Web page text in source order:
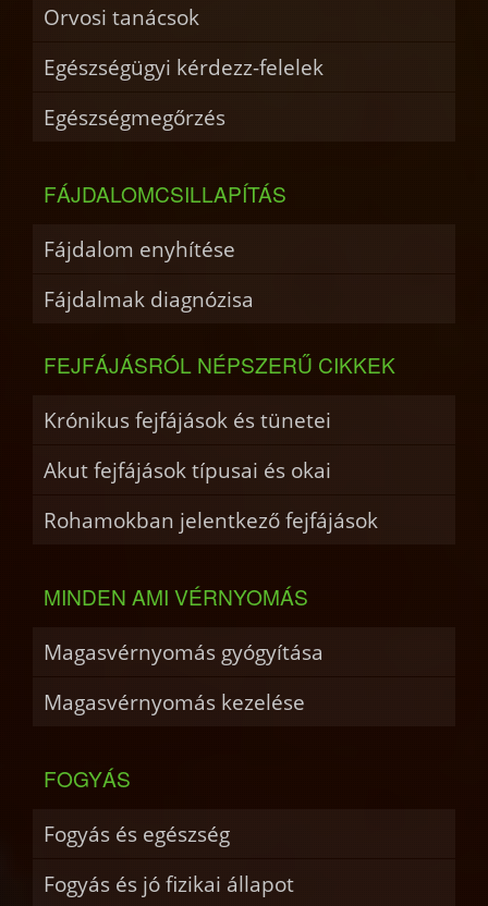
Orvosi tanácsok
Egészségügyi kérdezz-felelek
Egészségmegőrzés
FÁJDALOMCSILLAPÍTÁS
Fájdalom enyhítése
Fájdalmak diagnózisa
FEJFÁJÁSRÓL NÉPSZERŰ CIKKEK
Krónikus fejfájások és tünetei
Akut fejfájások típusai és okai
Rohamokban jelentkező fejfájások
MINDEN AMI VÉRNYOMÁS
Magasvérnyomás gyógyítása
Magasvérnyomás kezelése
FOGYÁS
Fogyás és egészség
Fogyás és jó fizikai állapot